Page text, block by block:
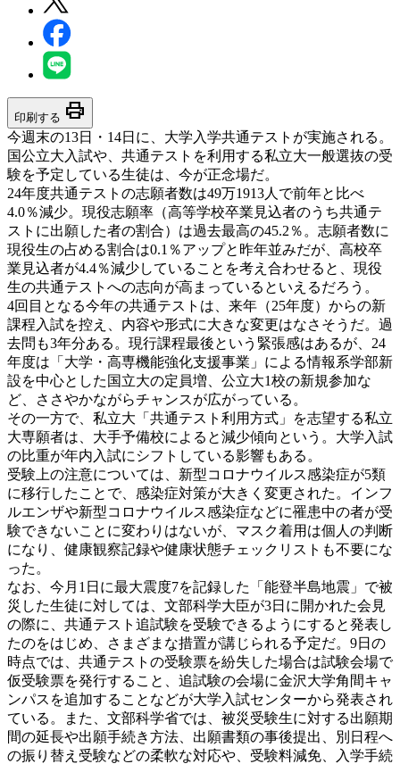
印刷する print
今週末の13日・14日に、大学入学共通テストが実施される。
国公立大入試や、共通テストを利用する私立大一般選抜の受
験を予定している生徒は、今が正念場だ。
24年度共通テストの志願者数は49万1913人で前年と比べ
4.0％減少。現役志願率（高等学校卒業見込者のうち共通テ
ストに出願した者の割合）は過去最高の45.2％。志願者数に
現役生の占める割合は0.1％アップと昨年並みだが、高校卒
業見込者が4.4％減少していることを考え合わせると、現役
生の共通テストへの志向が高まっているといえるだろう。
4回目となる今年の共通テストは、来年（25年度）からの新
課程入試を控え、内容や形式に大きな変更はなさそうだ。過
去問も3年分ある。現行課程最後という緊張感はあるが、24
年度は「大学・高専機能強化支援事業」による情報系学部新
設を中心とした国立大の定員増、公立大1校の新規参加な
ど、ささやかながらチャンスが広がっている。
その一方で、私立大「共通テスト利用方式」を志望する私立
大専願者は、大手予備校によると減少傾向という。大学入試
の比重が年内入試にシフトしている影響もある。
受験上の注意については、新型コロナウイルス感染症が5類
に移行したことで、感染症対策が大きく変更された。インフ
ルエンザや新型コロナウイルス感染症などに罹患中の者が受
験できないことに変わりはないが、マスク着用は個人の判断
になり、健康観察記録や健康状態チェックリストも不要にな
った。
なお、今月1日に最大震度7を記録した「能登半島地震」で被
災した生徒に対しては、文部科学大臣が3日に開かれた会見
の際に、共通テスト追試験を受験できるようにすると発表し
たのをはじめ、さまざまな措置が講じられる予定だ。9日の
時点では、共通テストの受験票を紛失した場合は試験会場で
仮受験票を発行すること、追試験の会場に金沢大学角間キャ
ンパスを追加することなどが大学入試センターから発表され
ている。また、文部科学省では、被災受験生に対する出願期
間の延長や出願手続き方法、出願書類の事後提出、別日程へ
の振り替え受験などの柔軟な対応や、受験料減免、入学手続